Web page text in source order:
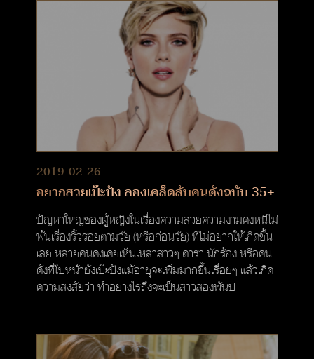
2019-02-26
อยากสวยเป๊ะปัง ลองเคล็ดลับคนดังฉบับ 35+
ปัญหาใหญ่ของผู้หญิงในเรื่องความสวยความงามคงหนีไม่
พ้นเรื่องริ้วรอยตามวัย (หรือก่อนวัย) ที่ไม่อยากให้เกิดขึ้น
เลย หลายคนคงเคยเห็นเหล่าสาวๆ ดารา นักร้อง หรือคน
ดังที่ใบหน้ายังเป๊ะปังแม้อายุจะเพิ่มมากขึ้นเรื่อยๆ แล้วเกิด
ความสงสัยว่า ทำอย่างไรถึงจะเป็นสาวสองพันป